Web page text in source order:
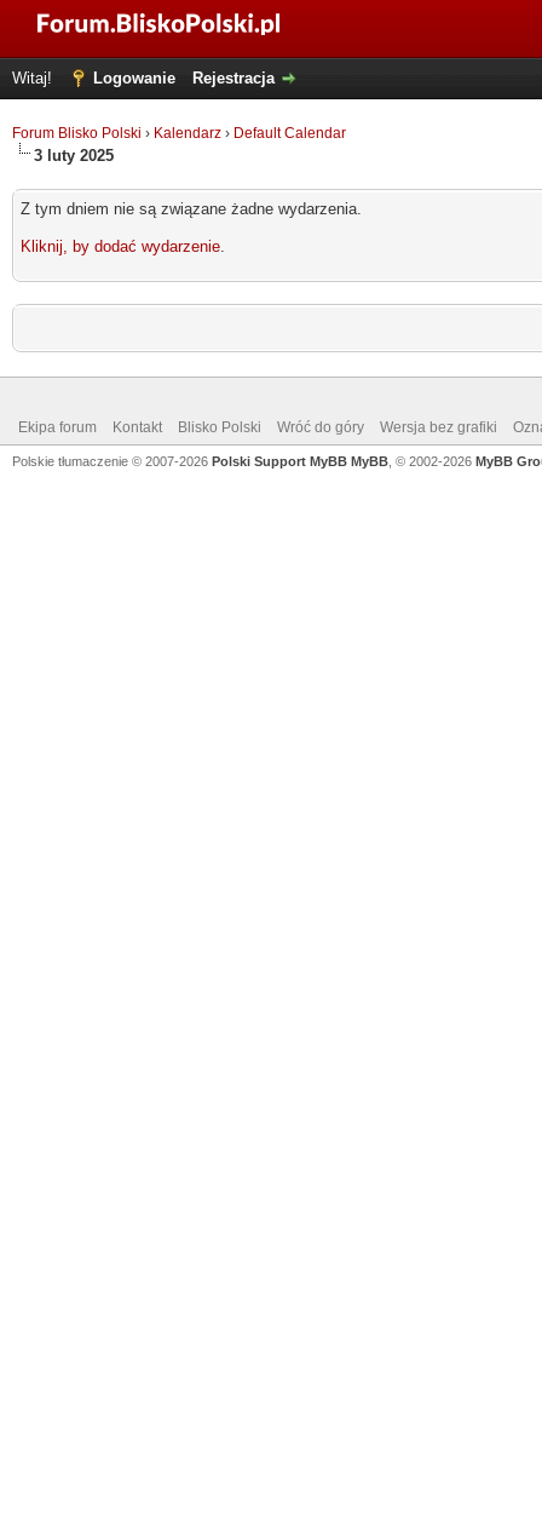
Witaj! Logowanie Rejestracja
Forum Blisko Polski › Kalendarz › Default Calendar
3 luty 2025
Z tym dniem nie są związane żadne wydarzenia.
Kliknij, by dodać wydarzenie.
Ekipa forum Kontakt Blisko Polski Wróć do góry Wersja bez grafiki
Polskie tłumaczenie © 2007-2026 Polski Support MyBB MyBB , © 2002-2026 MyBB